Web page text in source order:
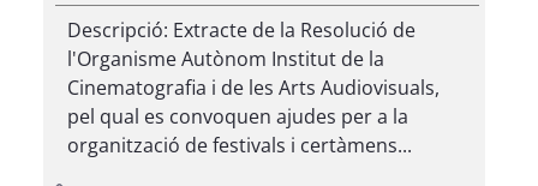
Descripció: Extracte de la Resolució de
l'Organisme Autònom Institut de la
Cinematografia i de les Arts Audiovisuals,
pel qual es convoquen ajudes per a la
organització de festivals i certàmens...